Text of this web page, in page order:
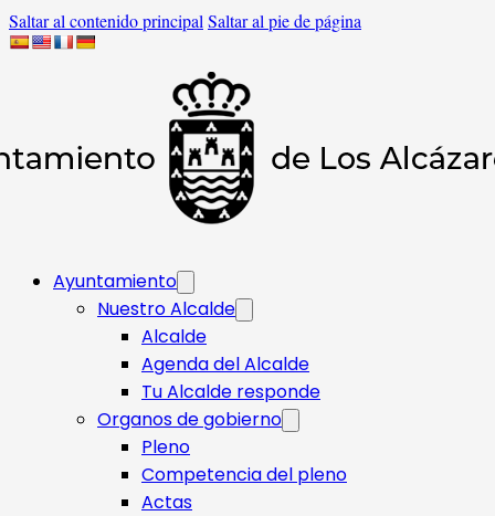
Saltar al contenido principal Saltar al pie de página
Ayuntamiento
Nuestro Alcalde
Alcalde
Agenda del Alcalde
Tu Alcalde responde​
Organos de gobierno
Pleno
Competencia del pleno
Actas